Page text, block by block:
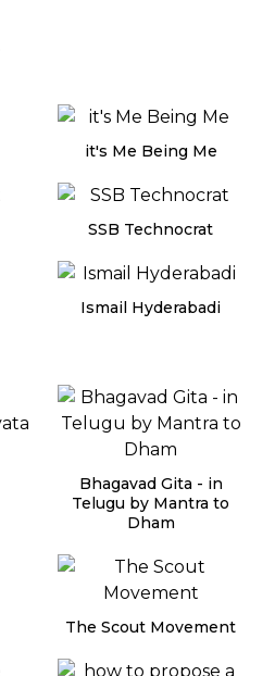
it's Me Being Me
SSB Technocrat
Ismail Hyderabadi
Bhagavad Gita - in
Telugu by Mantra to
Dham
The Scout Movement